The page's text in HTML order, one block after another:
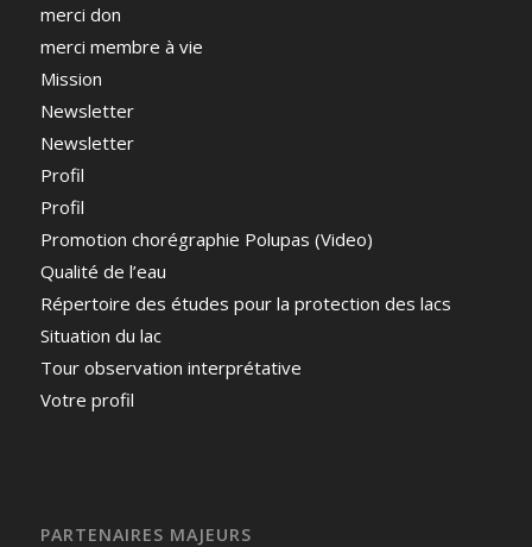
merci don
merci membre à vie
Mission
Newsletter
Newsletter
Profil
Profil
Promotion chorégraphie Polupas (Video)
Qualité de l’eau
Répertoire des études pour la protection des lacs
Situation du lac
Tour observation interprétative
Votre profil
PARTENAIRES MAJEURS